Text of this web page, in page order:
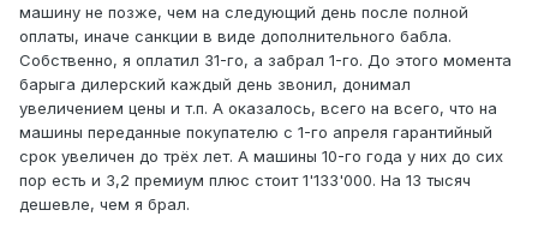
машину не позже, чем на следующий день после полной
оплаты, иначе санкции в виде дополнительного бабла.
Собственно, я оплатил 31-го, а забрал 1-го. До этого момента
барыга дилерский каждый день звонил, донимал
увеличением цены и т.п. А оказалось, всего на всего, что на
машины переданные покупателю с 1-го апреля гарантийный
срок увеличен до трёх лет. А машины 10-го года у них до сих
пор есть и 3,2 премиум плюс стоит 1'133'000. На 13 тысяч
дешевле, чем я брал.